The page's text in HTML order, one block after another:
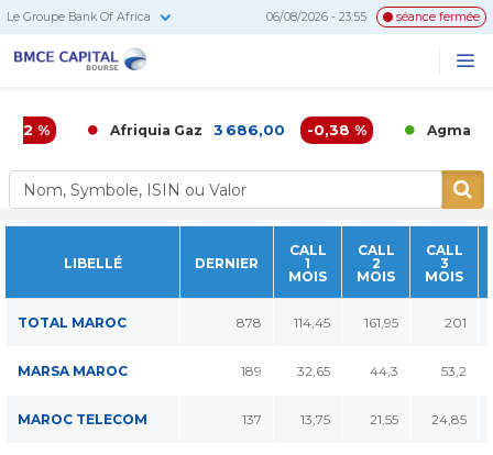
Le Groupe Bank Of Africa 06/08/2026 - 23:55 séance fermée
% Afriquia Gaz 3 686,00 -0,38 % Agma
LIBELLÉ DERNIER
CALL
1
MOIS
CALL
2
MOIS
CALL
3
MOIS
TOTAL MAROC 878 114,45 161,95 201
MARSA MAROC 189 32,65 44,3 53,2
MAROC TELECOM 137 13,75 21,55 24,85